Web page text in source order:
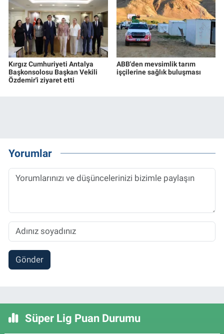
Kırgız Cumhuriyeti Antalya
Başkonsolosu Başkan Vekili
Özdemir'i ziyaret etti
ABB'den mevsimlik tarım
işçilerine sağlık buluşması
Yorumlar
Gönder
Süper Lig Puan Durumu